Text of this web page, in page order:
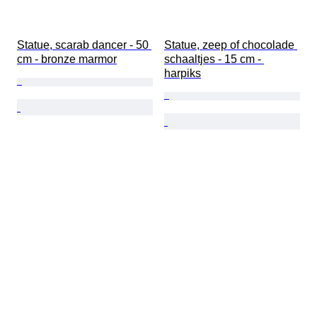
Statue, scarab dancer - 50
cm - bronze marmor
Statue, zeep of chocolade
schaaltjes - 15 cm -
harpiks